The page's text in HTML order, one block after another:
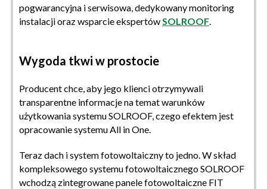
pogwarancyjna i serwisowa, dedykowany monitoring
instalacji oraz wsparcie ekspertów SOLROOF
Wygoda tkwi w prostocie
Producent chce, aby jego klienci otrzymywali
transparentne informacje na temat warunków
użytkowania systemu SOLROOF, czego efektem jest
opracowanie systemu All in One.
Teraz dach i system fotowoltaiczny to jedno. W skład
kompleksowego systemu fotowoltaicznego SOLROOF
wchodzą zintegrowane panele fotowoltaiczne FIT